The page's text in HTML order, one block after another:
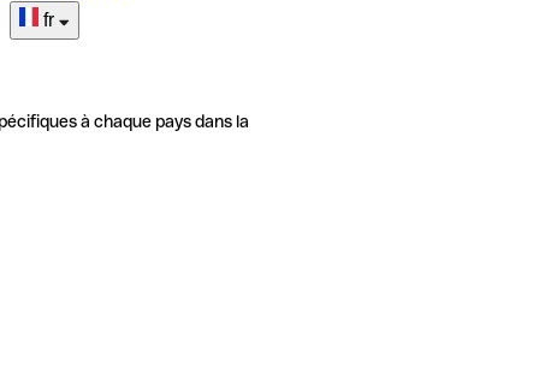
fr
à chaque pays dans la